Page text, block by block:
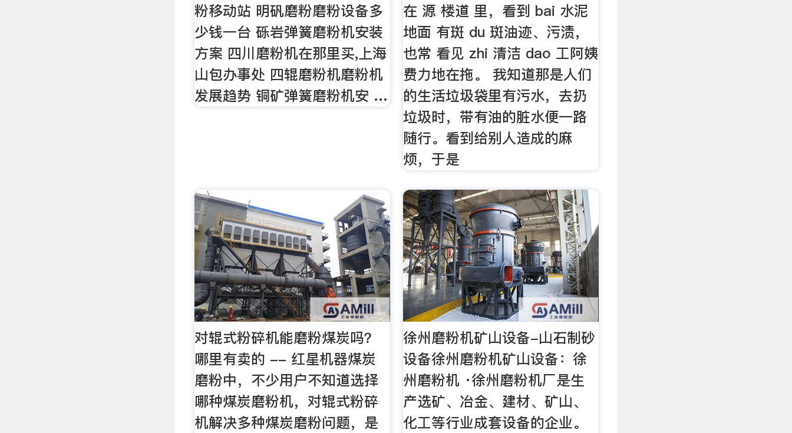
粉移动站 明矾磨粉磨粉设备多
少钱一台 砾岩弹簧磨粉机安装
方案 四川磨粉机在那里买,上海
山包办事处 四辊磨粉机磨粉机
发展趋势 铜矿弹簧磨粉机安 …
在 源 楼道 里，看到 bai 水泥
地面 有斑 du 斑油迹、污渍，
也常 看见 zhi 清洁 dao 工阿姨
费力地在拖。 我知道那是人们
的生活垃圾袋里有污水，去扔
垃圾时，带有油的脏水便一路
随行。看到给别人造成的麻
烦，于是
对辊式粉碎机能磨粉煤炭吗？
哪里有卖的 -- 红星机器煤炭
磨粉中，不少用户不知道选择
哪种煤炭磨粉机，对辊式粉碎
机解决多种煤炭磨粉问题，是
徐州磨粉机矿山设备-山石制砂
设备徐州磨粉机矿山设备：徐
州磨粉机 ·徐州磨粉机厂是生
产选矿、冶金、建材、矿山、
化工等行业成套设备的企业。